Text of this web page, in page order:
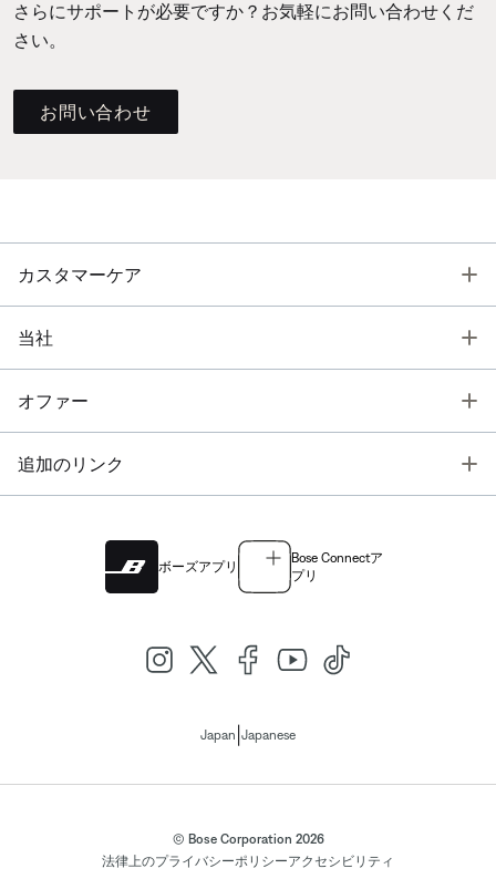
さらにサポートが必要ですか？お気軽にお問い合わせくだ
さい。
お問い合わせ
カスタマーケア
当社
オファー
追加のリンク
ボーズアプリ
Bose Connectア
プリ
Japan Japanese
© Bose Corporation 2026
法律上のプライバシーポリシーアクセシビリティ